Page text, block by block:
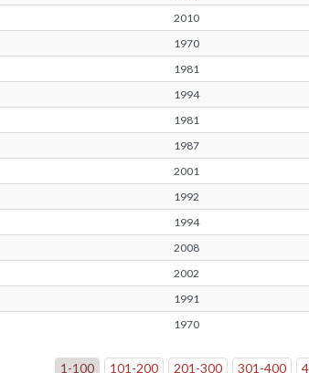
2010
1970
1981
1994
1981
1987
2001
1992
1994
2008
2002
1991
1970
1 -100 101 -200 201 -300 301 -400